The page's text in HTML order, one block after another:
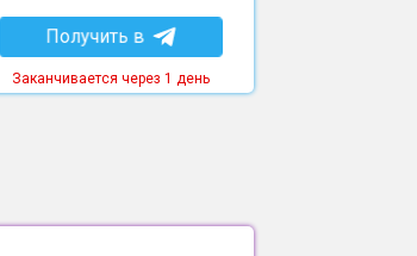
Получить в
Заканчивается через 1 день